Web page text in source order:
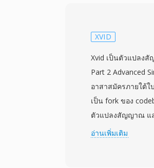
MKV ยังรองรับตัว
ฟีเจอร์มากที่สุดแห่
สามารถใช้งานกา
อนุญาต ซึ่งผลักดันใ
เครื่องมือสตรีมมิง
แปลงสัญญาณผสมใ
คอนเทนเนอร์ที่ได้รั
XVID
Xvid เป็นตัวแปลง
Part 2 Advanced
อาสาสมัครภายใต้ใ
เป็น fork ของ
ตัวแปลงสัญญาณ แล
ถึงประวัติศาสตร์นี้
อ่านเพิ่มเติม